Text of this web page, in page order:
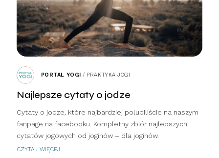
PORTAL YOGI / PRAKTYKA JOGI
Najlepsze cytaty o jodze
Cytaty o jodze, które najbardziej polubiliście na naszym
fanpage na facebooku. Kompletny zbiór najlepszych
cytatów jogowych od joginów – dla joginów.
CZYTAJ WIĘCEJ